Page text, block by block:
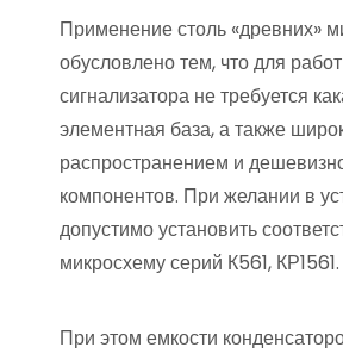
Применение столь «древних»
обусловлено тем, что для
сигнализатора не требуется
элементная база, а также
распространением и
компонентов. При желании в
допустимо установить
микросхему серий К561, КР1561.
При этом емкости